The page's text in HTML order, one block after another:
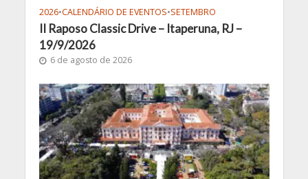
2026•CALENDÁRIO DE EVENTOS•SETEMBRO
II Raposo Classic Drive – Itaperuna, RJ –
19/9/2026
6 de agosto de 2026